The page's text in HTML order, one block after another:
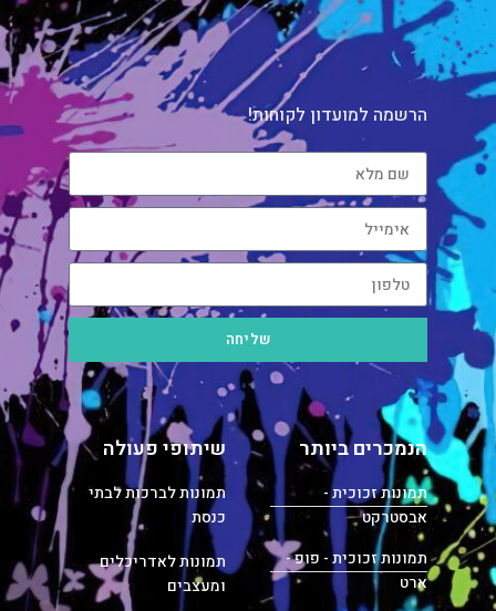
הרשמה למועדון לקוחות!
שליחה
הנמכרים ביותר
תמונות זכוכית -
אבסטרקט
תמונות זכוכית - פופ -
ארט
שיתופי פעולה
תמונות לברכות לבתי
כנסת
תמונות לאדריכלים
ומעצבים